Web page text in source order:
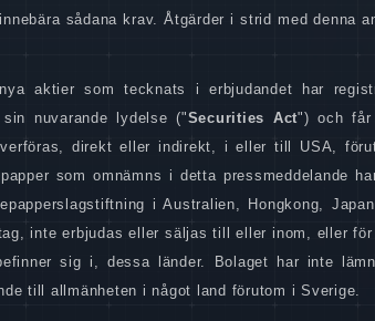
sådana krav. Åtgärder i strid med denna
aktier som tecknats i erbjudandet har
nuvarande lydelse ("Securities Act") och får
direkt eller indirekt, i eller till USA,
som omnämns i detta pressmeddelande
i Australien, Hongkong,
inte erbjudas eller säljas till eller inom, eller
sig i, dessa länder. Bolaget har inte
till allmänheten i något land förutom i Sverige.